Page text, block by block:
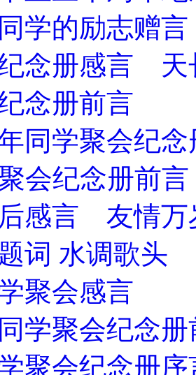
学的励志赠言
念册感言 天
念册前言
同学聚会纪
会纪念册前
感言 友情万
词 水调歌头
聚会感言
学聚会纪念册
聚会纪念册序